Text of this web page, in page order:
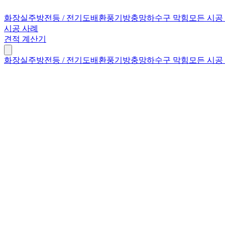
화장실주방전등 / 전기 도배 환풍기 방충망하수구 막힘 모든 시공
시공 사례
견적 계산기
화장실주방전등 / 전기 도배 환풍기 방충망하수구 막힘 모든 시공